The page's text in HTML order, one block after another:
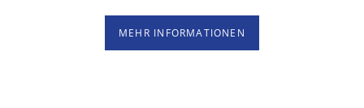
MEHR INFORMATIONEN